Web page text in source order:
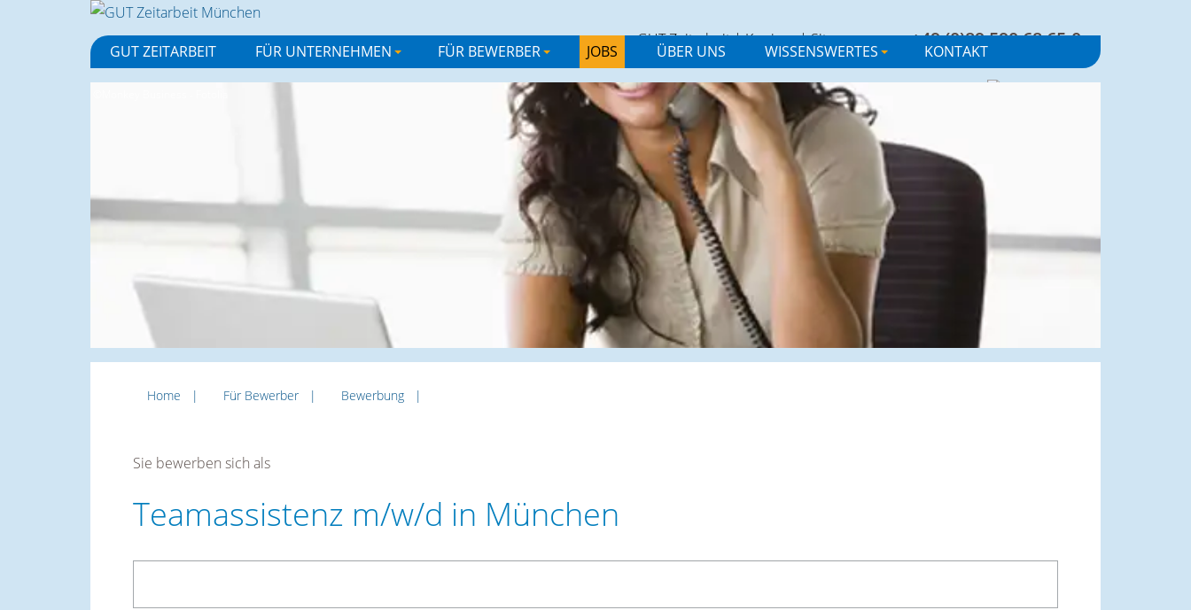
+49 (0)89 590 68 65-0
GUT Zeitarbeit|Karriere|Sitemap
GUT ZEITARBEIT
+
FÜR UNTERNEHMEN
+
FÜR BEWERBER JOBS ÜBER UNS
+
WISSENSWERTES KONTAKT
Home Für Bewerber Bewerbung
Sie bewerben sich als
Teamassistenz m/w/d in München